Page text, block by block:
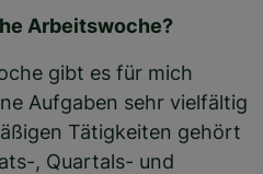
Arbeitswoche?
gibt es für mich
Aufgaben sehr vielfältig
Tätigkeiten gehört
, Quartals- und